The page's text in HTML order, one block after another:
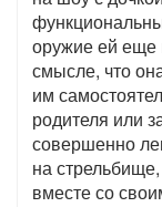
оружие ей
смысле, что
им
родителя или
совершенно
на
вместе со